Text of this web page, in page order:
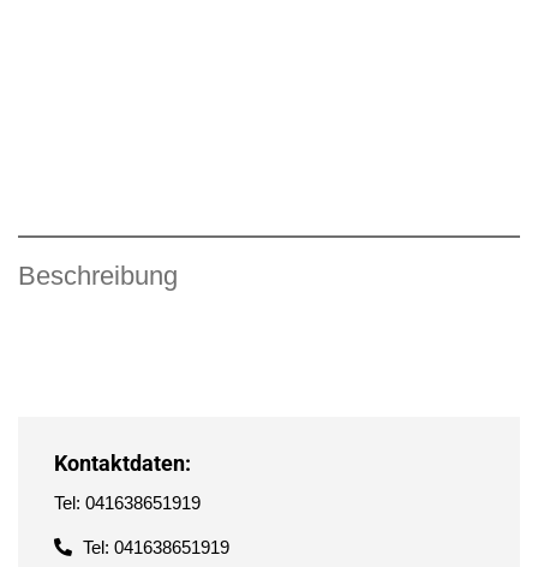
Beschreibung
Kontaktdaten:
Tel: 041638651919
Tel: 041638651919